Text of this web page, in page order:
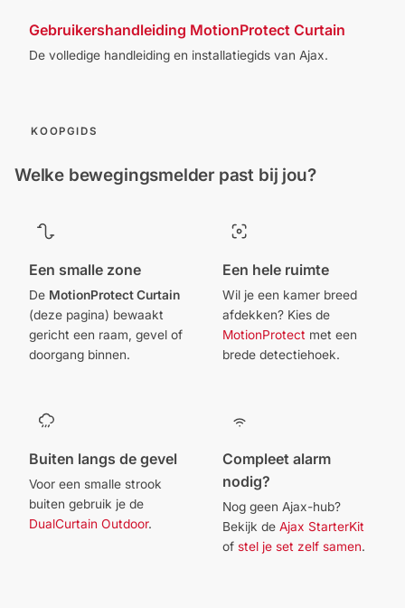
Gebruikershandleiding MotionProtect Curtain
De volledige handleiding en installatiegids van Ajax.
KOOPGIDS
Welke bewegingsmelder past bij jou?
Een smalle zone
De MotionProtect Curtain
(deze pagina) bewaakt
gericht een raam, gevel of
doorgang binnen.
Een hele ruimte
Wil je een kamer breed
afdekken? Kies de
MotionProtect met een
brede detectiehoek.
Buiten langs de gevel
Voor een smalle strook
buiten gebruik je de
DualCurtain Outdoor.
Compleet alarm
nodig?
Nog geen Ajax-hub?
Bekijk de Ajax StarterKit
of stel je set zelf samen.